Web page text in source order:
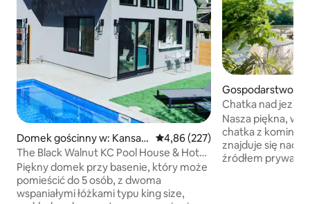
Domek gościnny w: Kansas
City
Średnia ocena: 4,86 na 5, liczba
4,86 (227)
The Black Walnut KC Pool House & Hot
Tub
Piękny domek przy basenie, który może
pomieścić do 5 osób, z dwoma
wspaniałymi łóżkami typu king size,
Gospodarstwo
czne w: Excelsior
Chatka nad
w SundanceKC
Nasza piękna,
chatka z
znajduje się nad
źródłem